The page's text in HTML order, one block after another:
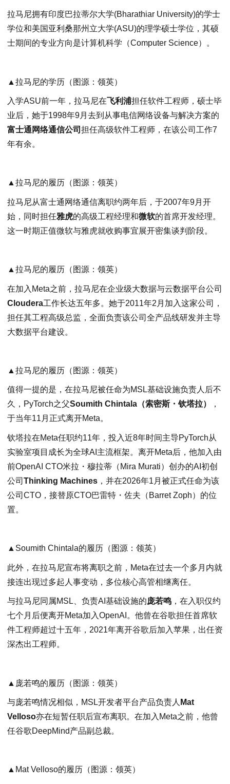
拉马尼拥有印度巴拉蒂尔大学(Bharathiar University)的学士
学位和美国亚利桑那州立大学(ASU)的理学硕士学位，其硕
士期间的专业方向是计算机科学（Computer Science）。
▲拉马尼的学历（图源：领英）
入学ASU前一年，拉马尼在飞利浦担任软件工程师，硕士毕
业后，她于1998年9月去到从事电信网络设备与解决方案的
富士通网络通信公司 担任高级软件工程师，在该公司工作7
年有余。
▲拉马尼的履历（图源：领英）
拉马尼从富士通网络通信离职约两年后，于2007年9月开
始，同时担任雅虎的高级工程经理和微软的首席开发经理。
这一时期正值微软与雅虎就收购事宜展开密集谈判阶段。
▲拉马尼的履历（图源：领英）
在加入Meta之前，拉马尼在企业级大数据与云数据平台公司
Cloudera工作长达五年多。她于2011年2月加入这家公司，
担任其工程高级总监，全面负责该公司全产品线研发并主导
大数据平台建设。
▲拉马尼的履历（图源：领英）
值得一提的是，在拉马尼被任命为MSL基础设施负责人后不
久，PyTorch之父Soumith Chintala（索密斯・钦塔拉）
，
于当年11月正式离开Meta。
钦塔拉在Meta任职约11年，投入近8年时间主导PyTorch从
实验室项目成长为全球AI主流框架。离开Meta后，他加入由
前OpenAI CTO米拉・穆拉蒂（Mira Murati）创办的AI初创
公司 Thinking Machines ，并在2026年1月被正式任命为该
公司CTO，接替原CTO巴雷特・佐夫（Barret Zoph）的位
置。
▲Soumith Chintala的履历（图源：领英）
此外，在拉马尼宣布将离职之前，Meta在过去一个多月内就
接连出现过多起人事变动，多位核心高管相继离任。
与拉马尼同属MSL、负责AI基础设施的庞若鸣 ，在入职仅约
七个月后便离开Meta加入OpenAI。他曾在谷歌担任首席软
件工程师超过十五年，2021年离开谷歌后加入苹果，出任资
深杰出工程师。
▲庞若鸣的履历（图源：领英）
与庞若鸣情况相似，MSL开发者平台产品负责人 Mat
Velloso亦在短暂任职后宣布离职。在加入Meta之前，他曾
任谷歌DeepMind产品副总裁。
▲Mat Velloso的履历（图源：领英）